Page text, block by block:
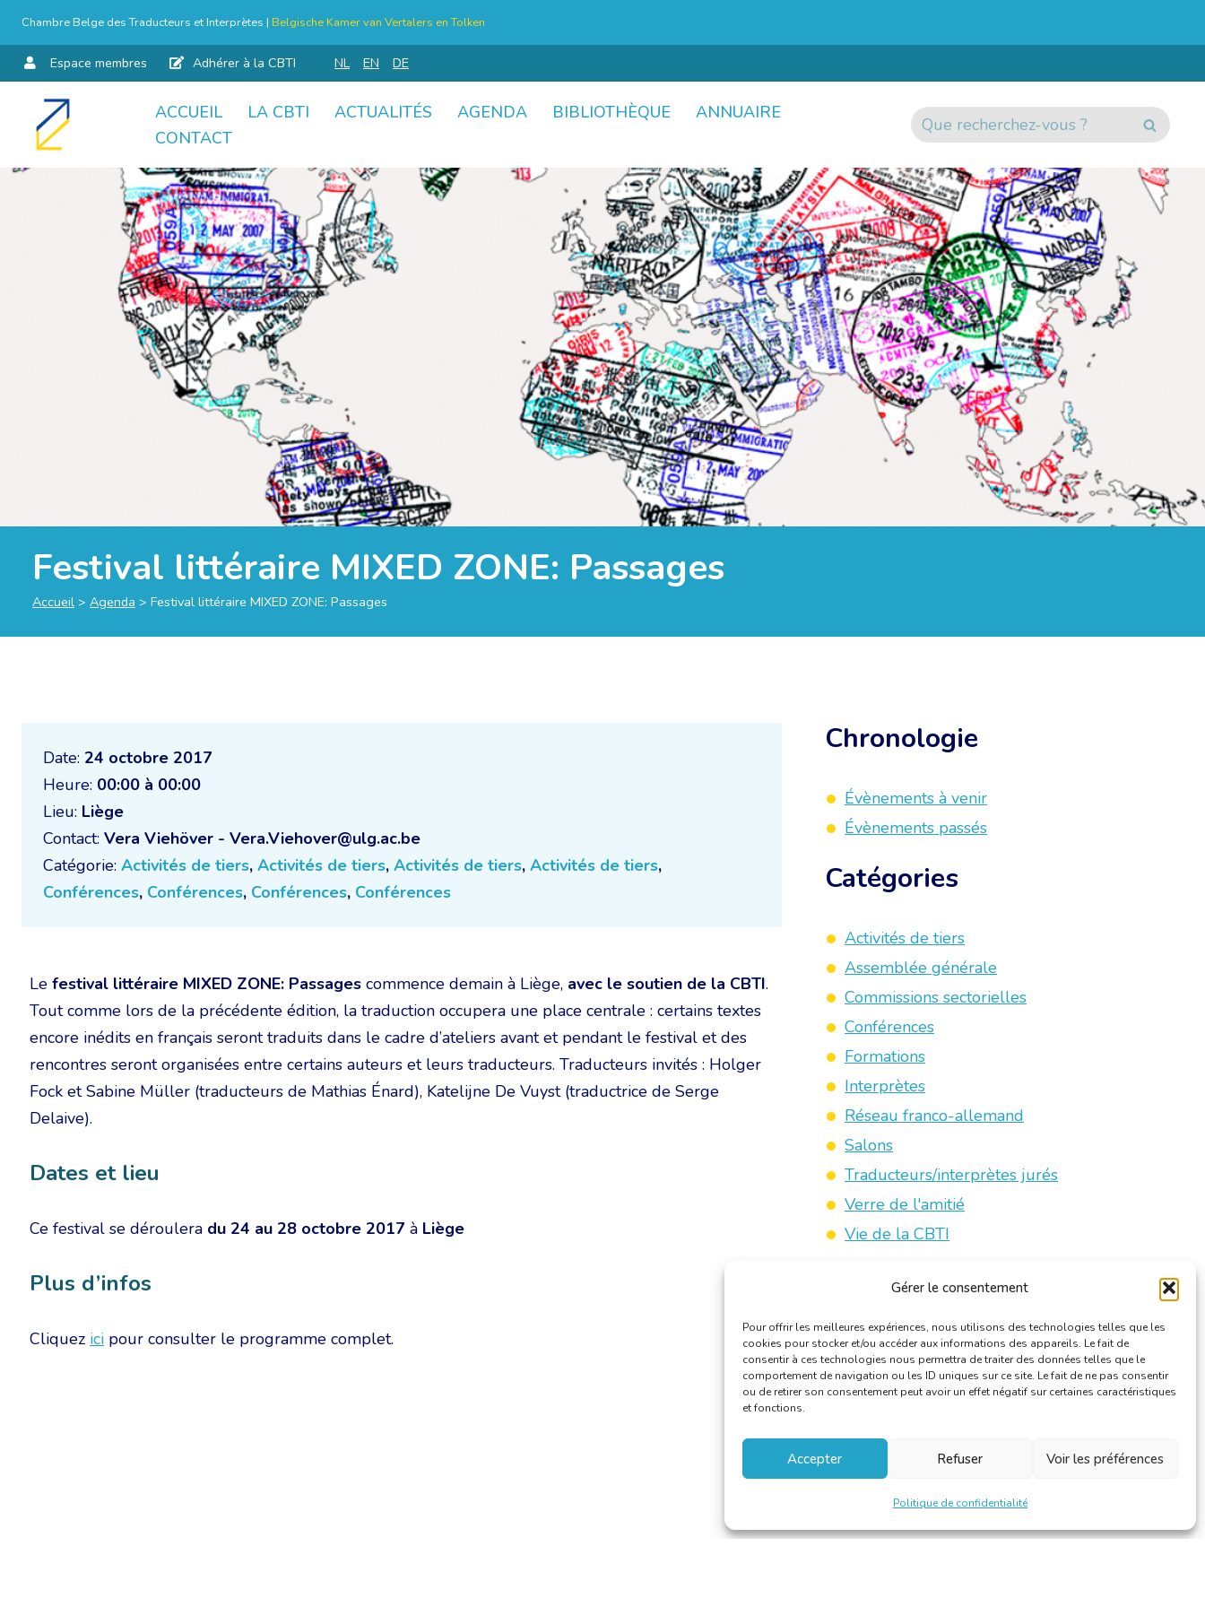
Gérer le consentement
Pour offrir les meilleures expériences, nous utilisons des technologies telles que les
cookies pour stocker et/ou accéder aux informations des appareils. Le fait de
consentir à ces technologies nous permettra de traiter des données telles que le
comportement de navigation ou les ID uniques sur ce site. Le fait de ne pas consentir
ou de retirer son consentement peut avoir un effet négatif sur certaines caractéristiques
et fonctions.
Accepter Refuser Voir les préférences
Politique de confidentialité
Chambre Belge des Traducteurs et Interprètes | Belgische Kamer van Vertalers en Tolken
Espace membres Adhérer à la CBTI NL EN DE
Aller
ACCUEIL LA CBTI ACTUALITÉS AGENDA BIBLIOTHÈQUE
ANNUAIRE
CONTACT
Festival littéraire MIXED ZONE: Passages
Accueil > Agenda > Festival littéraire MIXED ZONE: Passages
Date: 24 octobre 2017
Heure: 00:00 à 00:00
Lieu: Liège
Contact: Vera Viehöver - Vera.Viehover@ulg.ac.be
Catégorie: Activités de tiers, Activités de tiers, Activités de tiers, Activités de tiers,
Conférences, Conférences, Conférences, Conférences
Le festival littéraire MIXED ZONE: Passages commence demain à Liège, avec le soutien de la CBTI.
Tout comme lors de la précédente édition, la traduction occupera une place centrale : certains textes
encore inédits en français seront traduits dans le cadre d’ateliers avant et pendant le festival et des
rencontres seront organisées entre certains auteurs et leurs traducteurs. Traducteurs invités : Holger
Fock et Sabine Müller (traducteurs de Mathias Énard), Katelijne De Vuyst (traductrice de Serge
Delaive).
Dates et lieu
Ce festival se déroulera du 24 au 28 octobre 2017 à Liège
Plus d’infos
Cliquez ici pour consulter le programme complet.
Chronologie
Évènements à venir
Évènements passés
Catégories
Activités de tiers
Assemblée générale
Commissions sectorielles
Conférences
Formations
Interprètes
Réseau franco-allemand
Salons
Traducteurs/interprètes jurés
Verre de l'amitié
Vie de la CBTI